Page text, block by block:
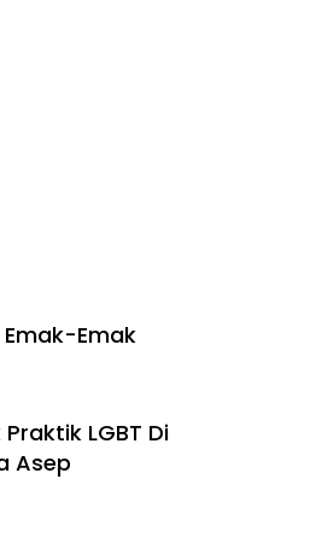
Emak-Emak
LGBT Di
Asep